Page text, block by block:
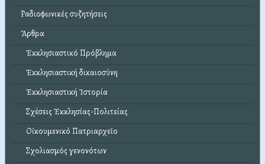
Ραδιοφωνικές συζητήσεις
Ἄρθρα
Ἐκκλησιαστικό Πρόβλημα
Ἐκκλησιαστική δικαιοσύνη
Ἐκκλησιαστική Ἱστορία
Σχέσεις Ἐκκλησίας-Πολιτείας
Οἰκουμενικό Πατριαρχεῖο
Σχολιασμός γενονότων